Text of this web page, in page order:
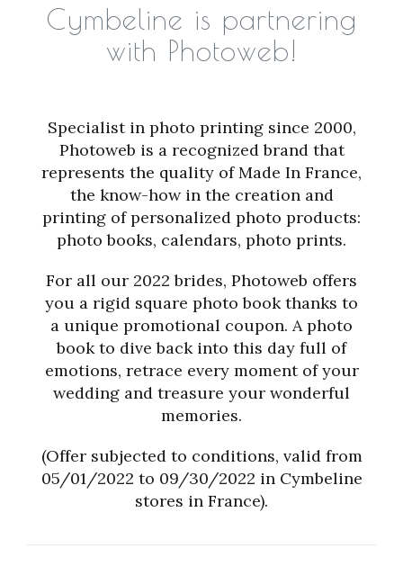
Cymbeline is partnering
with Photoweb!
Specialist in photo printing since 2000,
Photoweb is a recognized brand that
represents the quality of Made In France,
the know-how in the creation and
printing of personalized photo products:
photo books, calendars, photo prints.
For all our 2022 brides, Photoweb offers
you a rigid square photo book thanks to
a unique promotional coupon. A photo
book to dive back into this day full of
emotions, retrace every moment of your
wedding and treasure your wonderful
memories.
(Offer subjected to conditions, valid from
05/01/2022 to 09/30/2022 in Cymbeline
stores in France).